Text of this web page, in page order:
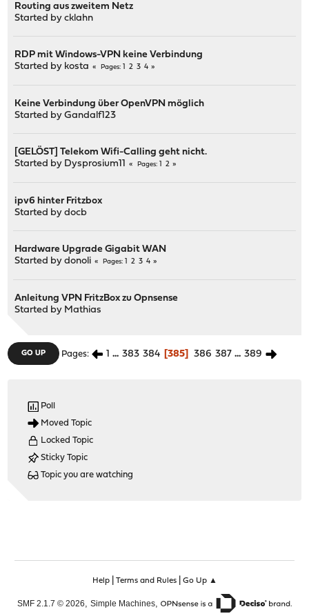
Routing aus zweitem Netz
Started bycklahn
RDP mit Windows-VPN keine Verbindung
Started by kosta Pages 2 3 4
Keine Verbindung über OpenVPN möglich
Started byGandalf123
[GELÖST] Telekom Wifi-Calling geht nicht.
Started by Dysprosium11 Pages 2
ipv6 hinter Fritzbox
Started bydocb
Hardware Upgrade Gigabit WAN
Started bydonoli Pages 2 3 4
Anleitung VPN FritzBox zu Opnsense
Started by Mathias
GO UP Pages 1 ... 383 384 385 386 387 ... 389
Poll
Moved Topic
Locked Topic
Sticky Topic
Topic you are watching
Help| Terms and Rules| Go Up ▲
SMF 2.1.7 © 2026 Simple Machines